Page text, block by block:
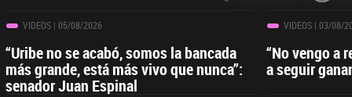
VIDEOS | 05/08/2026
“Uribe no se acabó, somos la bancada
más grande, está más vivo que nunca”:
senador Juan Espinal
VIDEOS | 03/08/
“No vengo a
a seguir